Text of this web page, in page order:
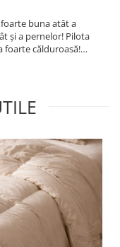
buna atât a
și a pernelor! Pilota
foarte călduroasă!